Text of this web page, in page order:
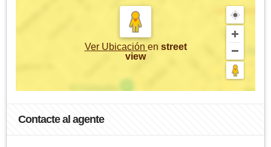
Ver Ubicación en street
view
Contacte al agente